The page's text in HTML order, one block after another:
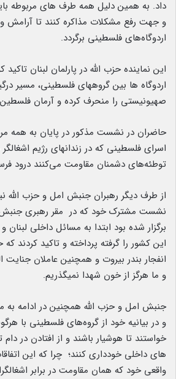
داد. به همین دلیل همه طرف های مربوطه
و جهت رفع مشکلات مذاکره کنند تا آرامش
اردوگاه‌های فلسطینی برگردد.
این نماینده حزب الله در پارلمان لبنان
اردوگاه ها بین گروههای فلسطینی، مسیر
صهیونیستی را منحرف کرده و آرمان فلسطین
حاضران در نشست مذکور در پایان به همه
اسرای فلسطینی که در زندانهای رژیم
توطئه‌های دشمنان مقاومت می‌کنند درود
از طرف دیگر رهبران جنبش امل و حزب الله
نشست مشترک خود که در مقر رهبری جنبش
برگزار شده بود ابتدا به مسائل داخلی لبنان
این کشور را گرفته پرداخته و تاکید کردند
انفجار بندر بیروت و همچنین عاملان جنایت
و ما هرگز از خون شهدا نمیگذریم.
جنبش امل و حزب الله همچنین در ادامه به
و در بیانیه خود از گروه‌های فلسطینی با
خواستند تا هوشیار باشند و از افتادن در دام
های داخلی خودداری کنند؛ چرا که این
واقعی خود که همان مقاومت در برابر